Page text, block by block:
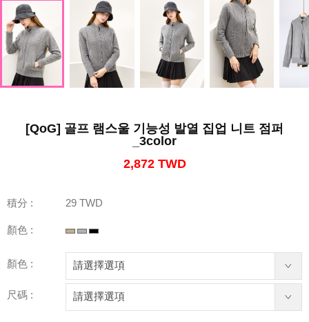
[QoG] 골프 램스울 기능성 발열 집업 니트 점퍼
_3color
2,872 TWD
積分 : 29 TWD
顏色 :
顏色 :
尺碼 :